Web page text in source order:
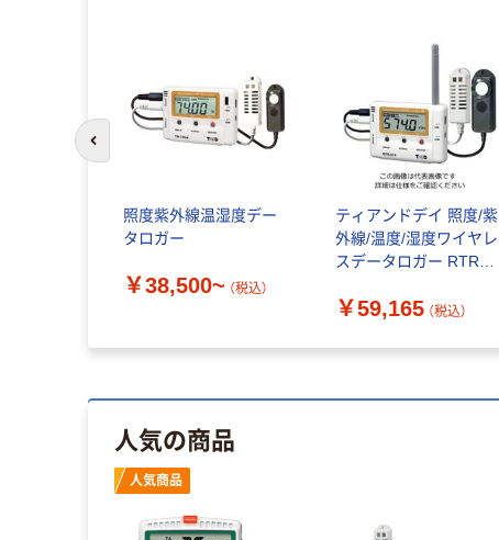
照度紫外線温湿度デー
タロガー
￥38,500~ （税込）
ティアンドデイ 照度/紫
外線/温度/湿度ワイヤレ
スデータロガー RTRー
送品）
￥59,165 （税込）
前のスライドへ
人気の商品
人気商品